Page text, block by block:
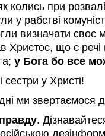
колись при
у рабстві
визначати своє
Христос, що є
у Бога бо все
сестри у Христі!
дні ми звертаємося
.